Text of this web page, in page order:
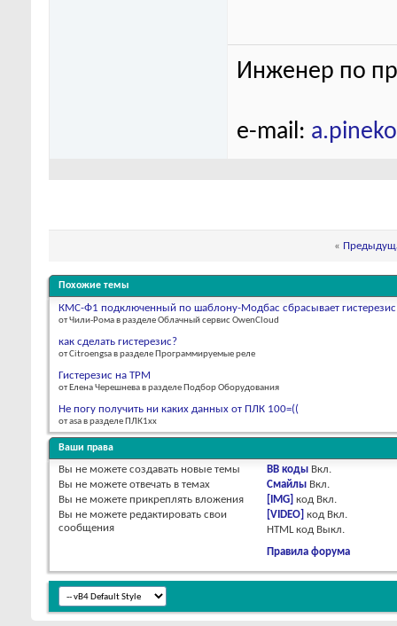
Инженер по
e-mail:
«
Похожие темы
КМС-Ф1 подключенный по шаблону-Модбас сбрасывает
от Чили-Рома в разделе Облачный сервис OwenCloud
как сделать гистерезис?
от Citroengsa в разделе Программируемые реле
Гистерезис на ТРМ
от Елена Черешнева в разделе Подбор Оборудования
Не погу получить ни каких данных от ПЛК 100=((
от asa в разделе ПЛК1хх
Ваши права
Вы не можете создавать новые темы
Вы не можете отвечать в темах
Вы не можете прикреплять вложения
Вы не можете редактировать свои
сообщения
BB коды Вкл.
Смайлы Вкл.
[IMG] код Вкл.
[VIDEO] код Вкл.
HTML код Выкл.
Правила форума